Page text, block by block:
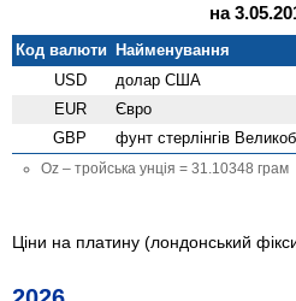
на
Код валюти Найменування
USD
долар США
EUR Євро
GBP фунт стерлінгів
Oz – тройська унція = 31.10348 грам
Ціни на платину (лондонський